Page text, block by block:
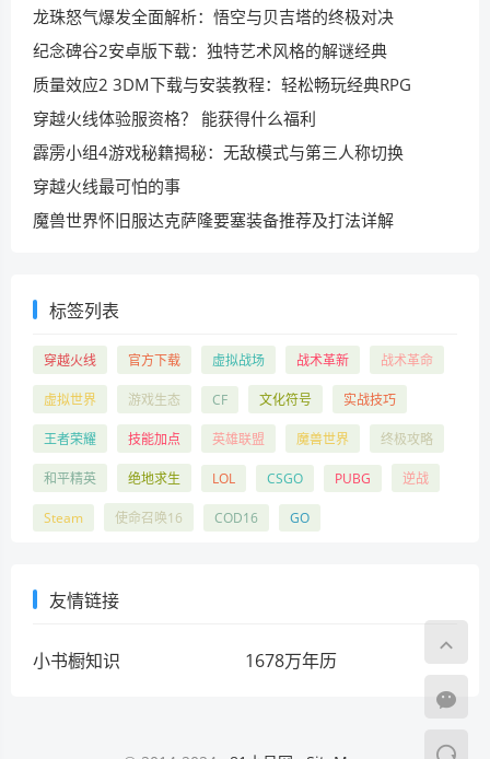
龙珠怒气爆发全面解析：悟空与贝吉塔的终极对决
纪念碑谷2安卓版下载：独特艺术风格的解谜经典
质量效应2 3DM下载与安装教程：轻松畅玩经典RPG
穿越火线体验服资格？ 能获得什么福利
霹雳小组4游戏秘籍揭秘：无敌模式与第三人称切换
穿越火线最可怕的事
魔兽世界怀旧服达克萨隆要塞装备推荐及打法详解
标签列表
穿越火线 官方下载 虚拟战场 战术革新 战术革命
虚拟世界 游戏生态 CF 文化符号 实战技巧
王者荣耀 技能加点 英雄联盟 魔兽世界 终极攻略
和平精英 绝地求生 LOL CSGO PUBG 逆战
Steam 使命召唤16 COD16 GO
友情链接
小书橱知识 1678万年历